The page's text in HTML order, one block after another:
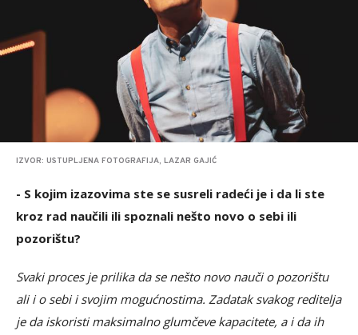
IZVOR: USTUPLJENA FOTOGRAFIJA, LAZAR GAJIĆ
- S kojim izazovima ste se susreli radeći je i da li ste
kroz rad naučili ili spoznali nešto novo o sebi ili
pozorištu?
Svaki proces je prilika da se nešto novo nauči o pozorištu
ali i o sebi i svojim mogućnostima. Zadatak svakog reditelja
je da iskoristi maksimalno glumčeve kapacitete, a i da ih